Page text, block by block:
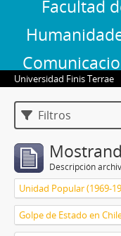
Facultad
Universidad Finis Terrae
Filtros
Descripción
Unidad Popular (1969-
Golpe de Estado en